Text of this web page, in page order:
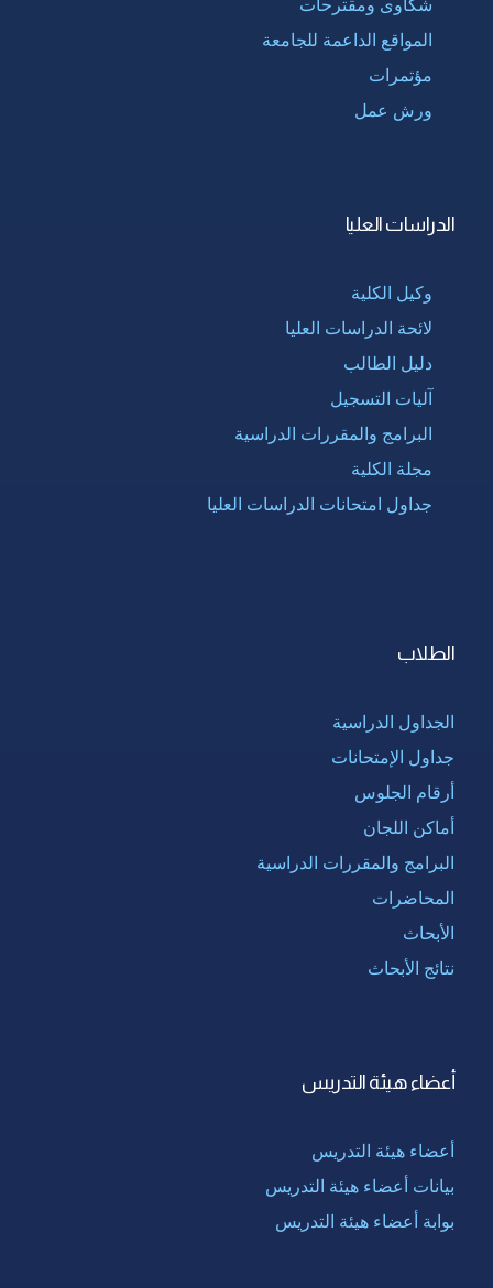
المواقع الداعمة للجامعة
مؤتمرات
ورش عمل
الدراسات العليا
وكيل الكلية
لائحة الدراسات العليا
دليل الطالب
آليات التسجيل
البرامج والمقررات الدراسية
مجلة الكلية
جداول امتحانات الدراسات العليا
الطلاب
الجداول الدراسية
جداول الإمتحانات
أرقام الجلوس
أماكن اللجان
البرامج والمقررات الدراسية
المحاضرات
الأبحاث
نتائج الأبحاث
أعضاء هيئة التدريس
أعضاء هيئة التدريس
بيانات أعضاء هيئة التدريس
بوابة أعضاء هيئة التدريس